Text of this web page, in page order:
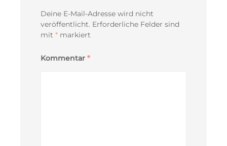
Deine E-Mail-Adresse wird nicht
veröffentlicht. Erforderliche Felder sind
mit * markiert
Kommentar *